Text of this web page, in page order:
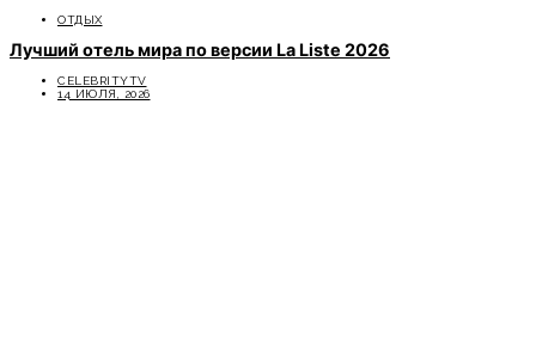
ОТДЫХ
Лучший отель мира по версии La Liste 2026
CELEBRITYTV
14 ИЮЛЯ, 2026